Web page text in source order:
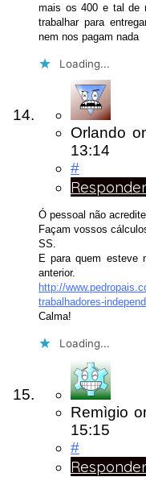
mais os 400 e tal de
trabalhar para
nem nos pagam nada
Loading...
Orlando
13:14
#
Ó pessoal não
Façam vossos
SS.
E para quem esteve
anterior.
http://
trabalhadores-
Calma!
Loading...
Remìgio
15:15
#